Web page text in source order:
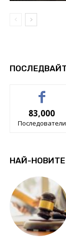
83,000
Последователи
НАЙ-